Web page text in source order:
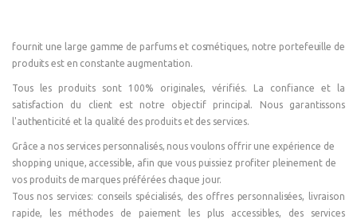
fournit une large gamme de parfums et cosmétiques, notre portefeuille de
produits est en constante augmentation.
Tous les produits sont 100% originales, vérifiés. La confiance et la
satisfaction du client est notre objectif principal. Nous garantissons
l'authenticité et la qualité des produits et des services.
Grâce a nos services personnalisés, nous voulons offrir une expérience de
shopping unique, accessible, afin que vous puissiez profiter pleinement de
vos produits de marques préférées chaque jour.
Tous nos services: conseils spécialisés, des offres personnalisées, livraison
rapide, les méthodes de paiement les plus accessibles, des services